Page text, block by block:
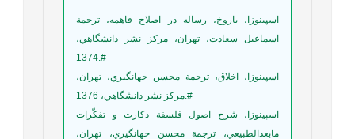
اسپينوزا، باروخ، رساله در اصلاح فاهمه، ترجمة
اسماعيل سعادت، تهران، مرکز نشر دانشگاهي،
1374.#
اسپينوزا، اخلاق، ترجمة محسن جهانگيري، تهران،
مرکز نشر دانشگاهي، 1376.#
اسپينوزا، شرح اصول فلسفة دکارت و تفکّرات
مابعدالطبيعي، ترجمة محسن جهانگيري، تهران،